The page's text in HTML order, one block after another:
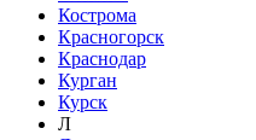
Кострома
Красногорск
Краснодар
Курган
Курск
Л